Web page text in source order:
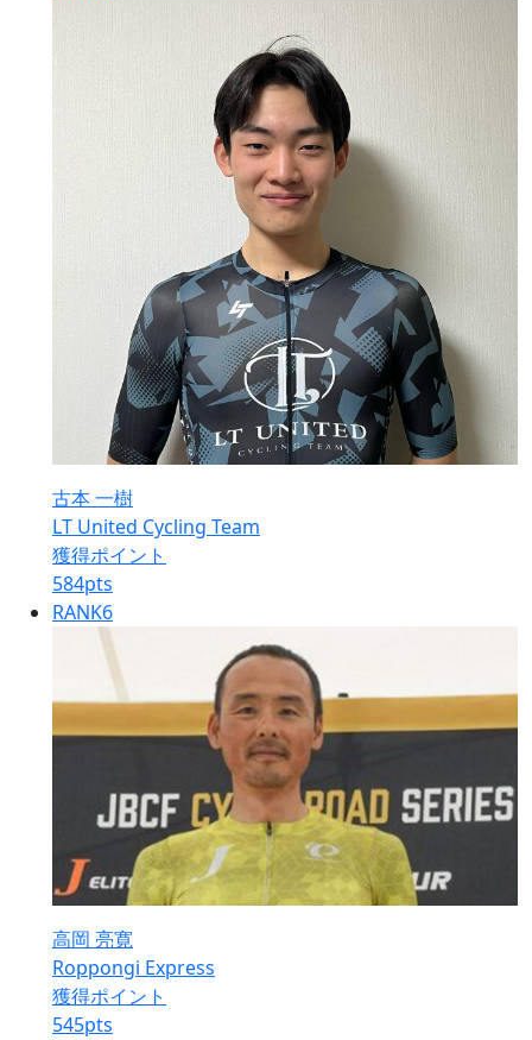
古本 一樹
LT United Cycling Team
獲得ポイント
584pts
RANK6
高岡 亮寛
Roppongi Express
獲得ポイント
545pts